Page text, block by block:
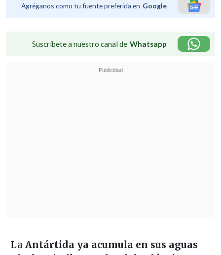
Agréganos como tu fuente preferida en Google
Suscríbete a nuestro canal de Whatsapp
La Antártida ya acumula en sus aguas